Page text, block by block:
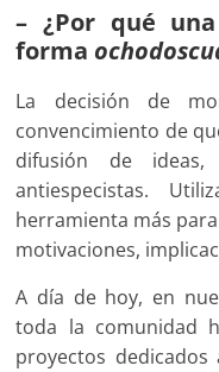
– ¿Por qué
forma
La decisión de
convencimiento de
difusión de
antiespecistas.
herramienta más
motivaciones,
A día de hoy, en
toda la comunidad
proyectos